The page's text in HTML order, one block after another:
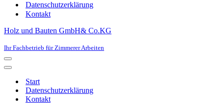
Datenschutzerklärung
Kontakt
Holz und Bauten GmbH& Co.KG
Ihr Fachbetrieb für Zimmerer Arbeiten
Navigationsmenü
Navigationsmenü
Start
Datenschutzerklärung
Kontakt